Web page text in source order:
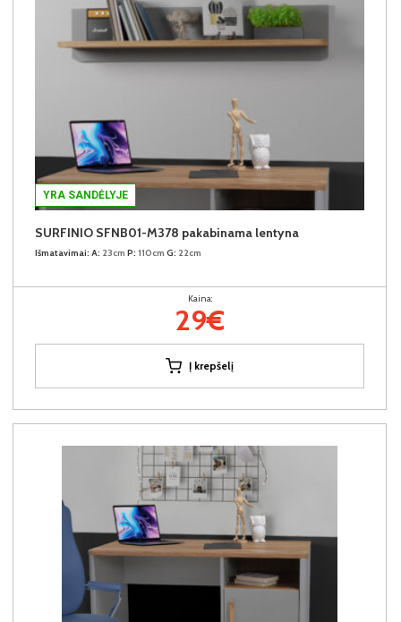
YRA SANDĖLYJE
SURFINIO SFNB01-M378 pakabinama lentyna
Išmatavimai: A: 23cm P: 110cm G: 22cm
Kaina:
29€
Į krepšelį